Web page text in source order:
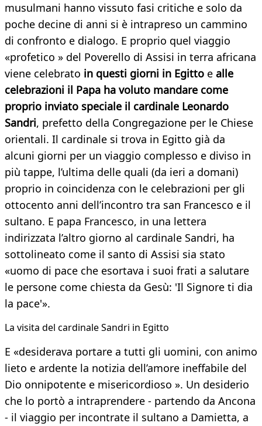
musulmani hanno vissuto fasi critiche e solo da
poche decine di anni si è intrapreso un cammino
di confronto e dialogo. E proprio quel viaggio
«profetico » del Poverello di Assisi in terra africana
viene celebrato in questi giorni in Egitto e alle
celebrazioni il Papa ha voluto mandare come
proprio inviato speciale il cardinale Leonardo
Sandri, prefetto della Congregazione per le Chiese
orientali. Il cardinale si trova in Egitto già da
alcuni giorni per un viaggio complesso e diviso in
più tappe, l’ultima delle quali (da ieri a domani)
proprio in coincidenza con le celebrazioni per gli
ottocento anni dell’incontro tra san Francesco e il
sultano. E papa Francesco, in una lettera
indirizzata l’altro giorno al cardinale Sandri, ha
sottolineato come il santo di Assisi sia stato
«uomo di pace che esortava i suoi frati a salutare
le persone come chiesta da Gesù: 'Il Signore ti dia
la pace'».
La visita del cardinale Sandri in Egitto
E «desiderava portare a tutti gli uomini, con animo
lieto e ardente la notizia dell’amore ineffabile del
Dio onnipotente e misericordioso ». Un desiderio
che lo portò a intraprendere - partendo da Ancona
- il viaggio per incontrate il sultano a Damietta, a